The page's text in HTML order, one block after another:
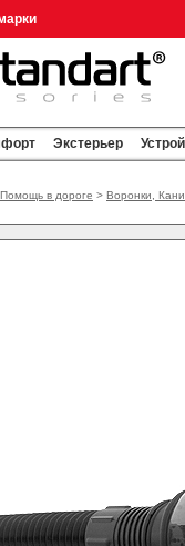
Экстерьер
Помощь в дороге > Воронки,